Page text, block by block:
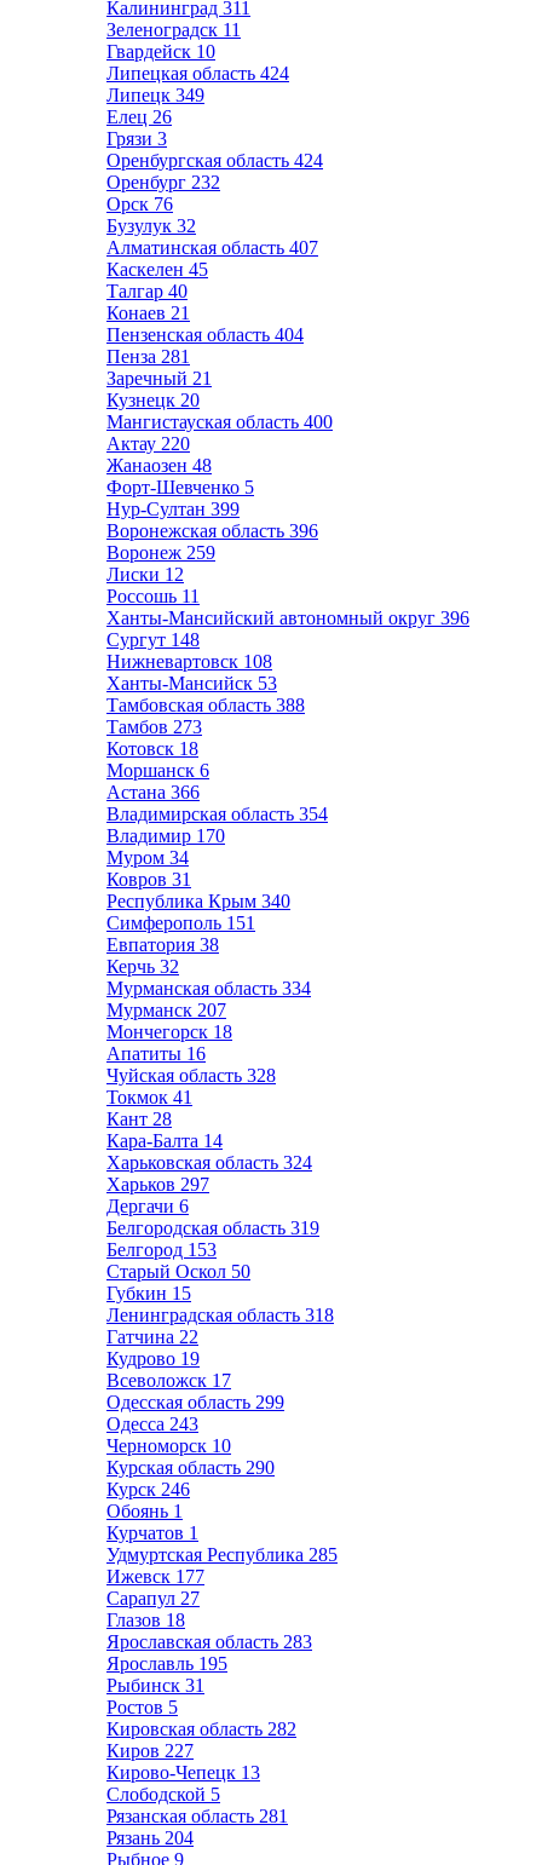
Калининград 311
Зеленоградск 11
Гвардейск 10
Липецкая область 424
Липецк 349
Елец 26
Грязи 3
Оренбургская область 424
Оренбург 232
Орск 76
Бузулук 32
Алматинская область 407
Каскелен 45
Талгар 40
Конаев 21
Пензенская область 404
Пенза 281
Заречный 21
Кузнецк 20
Мангистауская область 400
Актау 220
Жанаозен 48
Форт-Шевченко 5
Нур-Султан 399
Воронежская область 396
Воронеж 259
Лиски 12
Россошь 11
Ханты-Мансийский автономный округ 396
Сургут 148
Нижневартовск 108
Ханты-Мансийск 53
Тамбовская область 388
Тамбов 273
Котовск 18
Моршанск 6
Астана 366
Владимирская область 354
Владимир 170
Муром 34
Ковров 31
Республика Крым 340
Симферополь 151
Евпатория 38
Керчь 32
Мурманская область 334
Мурманск 207
Мончегорск 18
Апатиты 16
Чуйская область 328
Токмок 41
Кант 28
Кара-Балта 14
Харьковская область 324
Харьков 297
Дергачи 6
Белгородская область 319
Белгород 153
Старый Оскол 50
Губкин 15
Ленинградская область 318
Гатчина 22
Кудрово 19
Всеволожск 17
Одесская область 299
Одесса 243
Черноморск 10
Курская область 290
Курск 246
Обоянь 1
Курчатов 1
Удмуртская Республика 285
Ижевск 177
Сарапул 27
Глазов 18
Ярославская область 283
Ярославль 195
Рыбинск 31
Ростов 5
Кировская область 282
Киров 227
Кирово-Чепецк 13
Слободской 5
Рязанская область 281
Рязань 204
Рыбное 9